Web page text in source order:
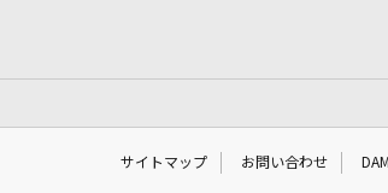
サイトマップ お問い合わせ DAM